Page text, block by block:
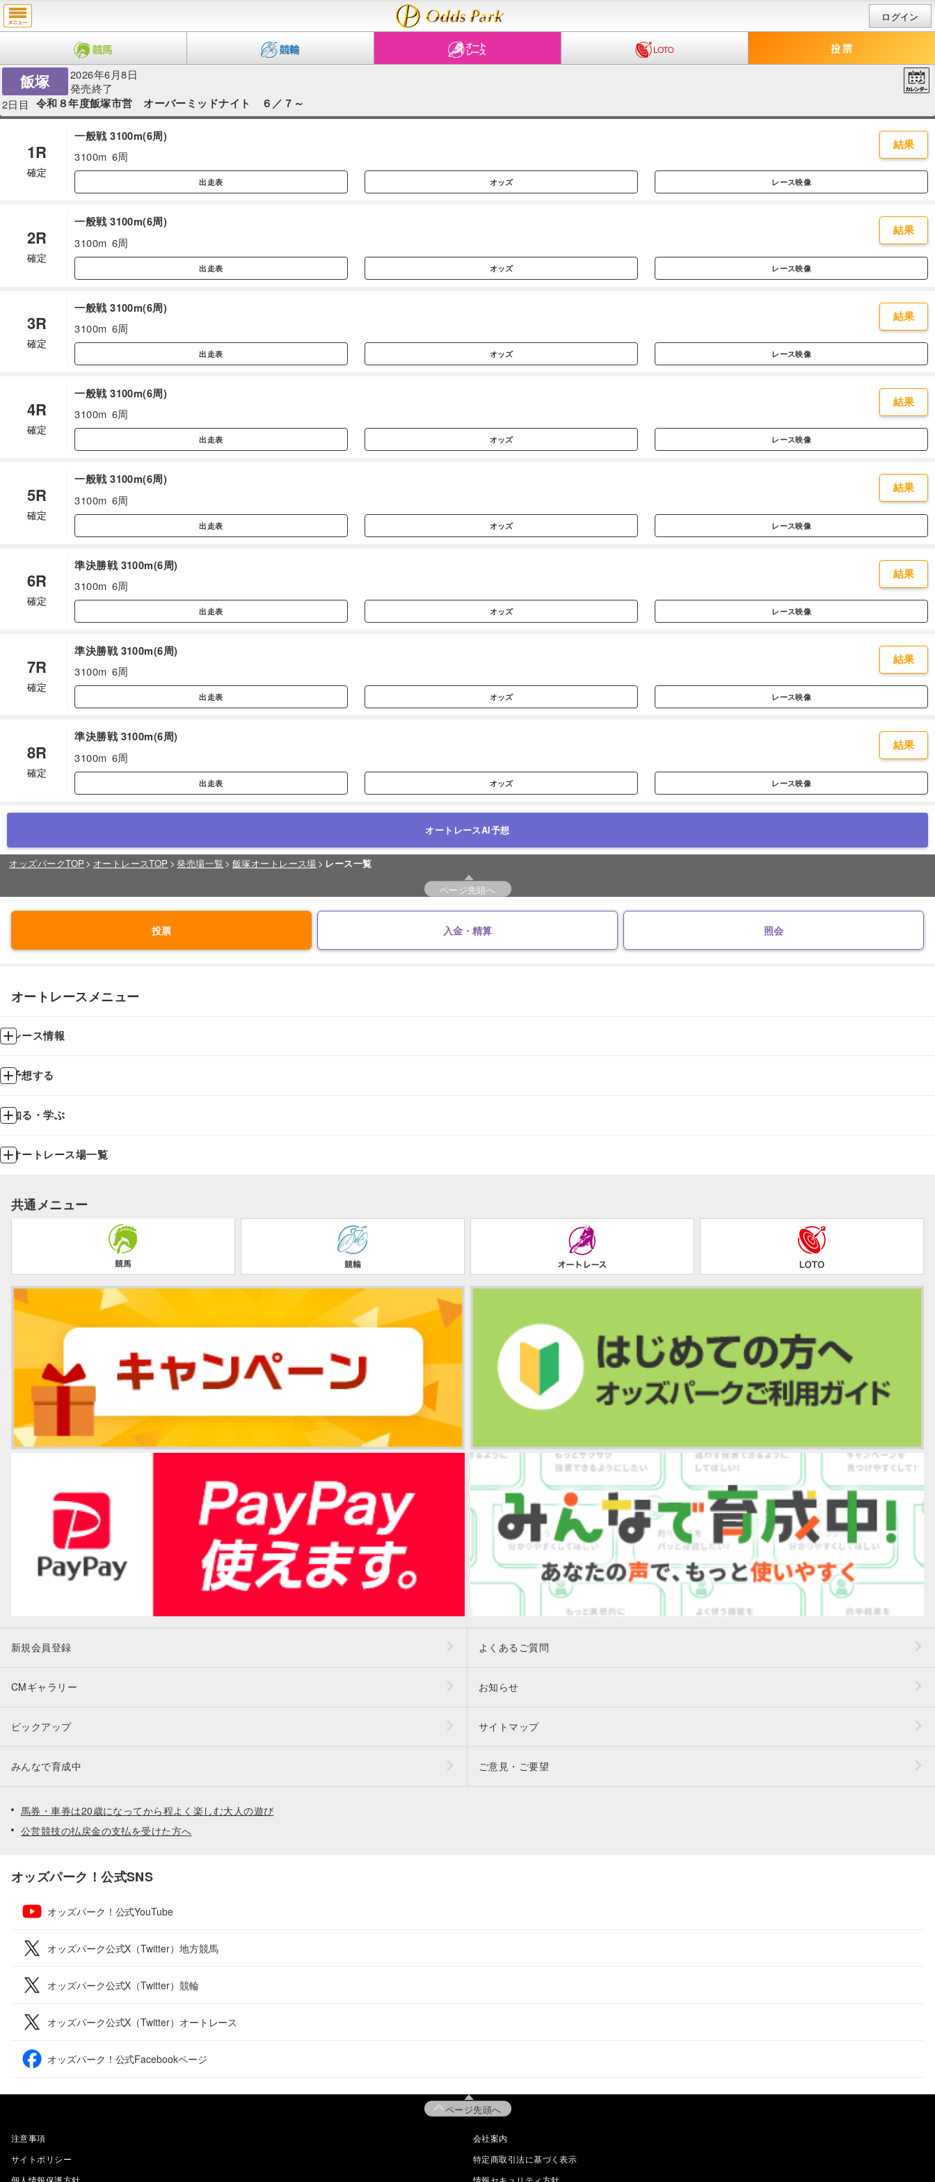
ログイン
飯塚
2026年6月8日
発売終了
2日目
令和８年度飯塚市営 オーバーミッドナイト ６／７～
1R
確定
一般戦 3100m(6周)
3100m 6周
結果
出走表 オッズ レース映像
2R
確定
一般戦 3100m(6周)
3100m 6周
結果
出走表 オッズ レース映像
3R
確定
一般戦 3100m(6周)
3100m 6周
結果
出走表 オッズ レース映像
4R
確定
一般戦 3100m(6周)
3100m 6周
結果
出走表 オッズ レース映像
5R
確定
一般戦 3100m(6周)
3100m 6周
結果
出走表 オッズ レース映像
6R
確定
準決勝戦 3100m(6周)
3100m 6周
結果
出走表 オッズ レース映像
7R
確定
準決勝戦 3100m(6周)
3100m 6周
結果
出走表 オッズ レース映像
8R
確定
準決勝戦 3100m(6周)
3100m 6周
結果
出走表 オッズ レース映像
オートレースAI予想
オッズパークTOP オートレースTOP 発売場一覧 飯塚オートレース場
レース一覧
ページ先頭へ
投票 入金・精算 照会
オートレースメニュー
レース情報
予想する
知る・学ぶ
オートレース場一覧
共通メニュー
新規会員登録 よくあるご質問
CMギャラリー お知らせ
ピックアップ サイトマップ
みんなで育成中 ご意見・ご要望
馬券・車券は20歳になってから程よく楽しむ大人の遊び
公営競技の払戻金の支払を受けた方へ
オッズパーク！公式SNS
オッズパーク！公式YouTube
オッズパーク公式X（Twitter）地方競馬
オッズパーク公式X（Twitter）競輪
オッズパーク公式X（Twitter）オートレース
オッズパーク！公式Facebookページ
ページ先頭へ
注意事項
会社案内
サイトポリシー
特定商取引法に基づく表示